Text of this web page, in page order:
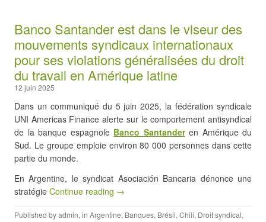
Banco Santander est dans le viseur des
mouvements syndicaux internationaux
pour ses violations généralisées du droit
du travail en Amérique latine
12 juin 2025
Dans un communiqué du 5 juin 2025, la fédération syndicale
UNI Americas Finance alerte sur le comportement antisyndical
de la banque espagnole Banco Santanderen Amérique du
Sud. Le groupe emploie environ 80 000 personnes dans cette
partie du monde.
En Argentine, le syndicat Asociación Bancaria dénonce une
stratégie Continue reading →
Published byadmin, in Argentine, Banques, Brésil, Chili, Droit syndical,